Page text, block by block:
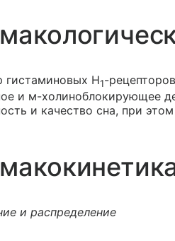
гистаминовых H1-
и м-холиноблокирующее
и качество сна, при
и распределение